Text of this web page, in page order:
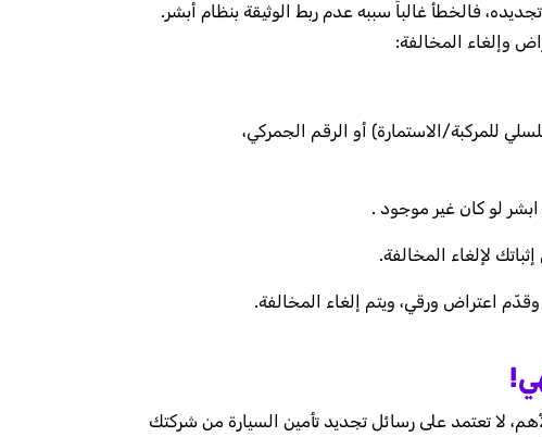
فالخطأ غالباً سببه عدم ربط الوثيقة بنظام أبشر.
وإلغاء المخالفة:
للمركبة/الاستمارة) أو الرقم الجمركي،
لو كان غير موجود .
لإلغاء المخالفة.
اعتراض ورقي، ويتم إلغاء المخالفة.
لا تعتمد على رسائل تجديد تأمين السيارة من شركتك